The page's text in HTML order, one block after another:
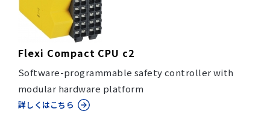
Flexi Compact CPU c2
Software-programmable safety controller with
modular hardware platform
詳しくはこちら